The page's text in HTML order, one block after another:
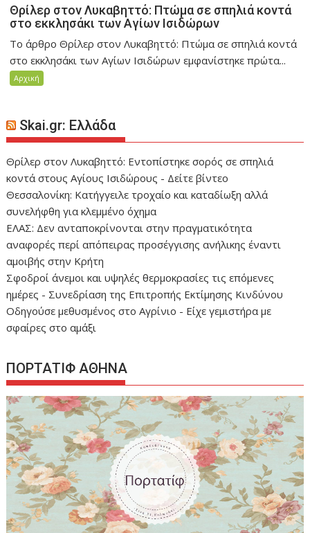
Θρίλερ στον Λυκαβηττό: Πτώμα σε σπηλιά κοντά
στο εκκλησάκι των Αγίων Ισιδώρων
Το άρθρο Θρίλερ στον Λυκαβηττό: Πτώμα σε σπηλιά κοντά
στο εκκλησάκι των Αγίων Ισιδώρων εμφανίστηκε πρώτα...
Αρχική
Skai.gr: Ελλάδα
Θρίλερ στον Λυκαβηττό: Εντοπίστηκε σορός σε σπηλιά
κοντά στους Αγίους Ισιδώρους - Δείτε βίντεο
Θεσσαλονίκη: Κατήγγειλε τροχαίο και καταδίωξη αλλά
συνελήφθη για κλεμμένο όχημα
ΕΛΑΣ: Δεν ανταποκρίνονται στην πραγματικότητα
αναφορές περί απόπειρας προσέγγισης ανήλικης έναντι
αμοιβής στην Κρήτη
Σφοδροί άνεμοι και υψηλές θερμοκρασίες τις επόμενες
ημέρες - Συνεδρίαση της Επιτροπής Εκτίμησης Κινδύνου
Οδηγούσε μεθυσμένος στο Αγρίνιο - Είχε γεμιστήρα με
σφαίρες στο αμάξι
ΠΟΡΤΑΤΙΦ ΑΘΗΝΑ